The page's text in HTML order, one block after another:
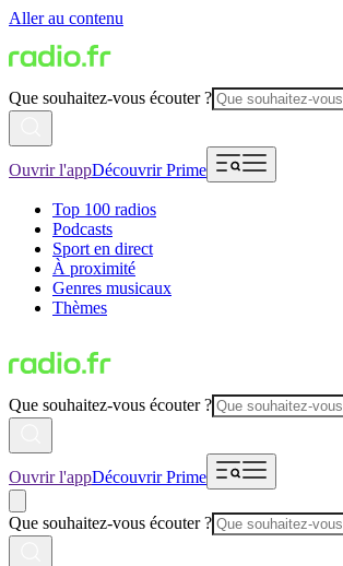
Aller au contenu
Que souhaitez-vous écouter ?
Ouvrir l'appDécouvrir Prime
Top 100 radios
Podcasts
Sport en direct
À proximité
Genres musicaux
Thèmes
Que souhaitez-vous écouter ?
Ouvrir l'appDécouvrir Prime
Que souhaitez-vous écouter ?